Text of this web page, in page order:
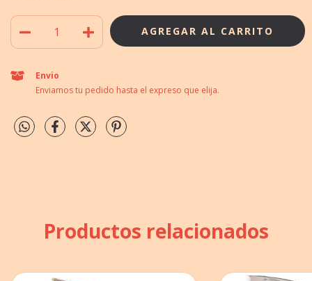
Envio
Enviamos tu pedido hasta el expreso que elija.
Productos relacionados